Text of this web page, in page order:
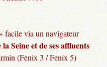
facile via un navigateur
Seine et de ses affluents
(Fenix 3 / Fenix 5)